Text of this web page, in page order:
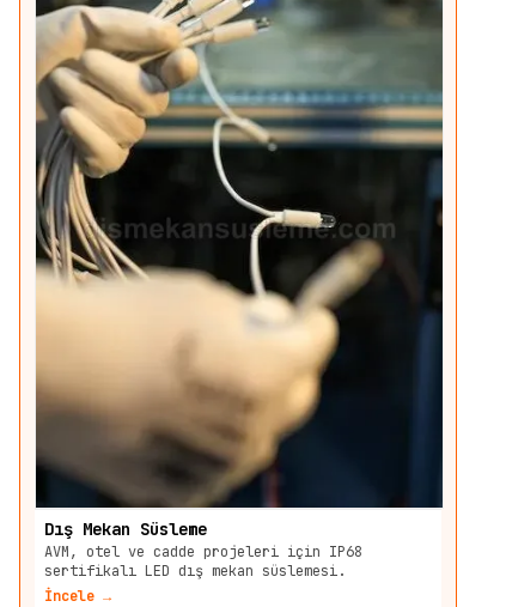
Dış Mekan Süsleme
AVM, otel ve cadde projeleri için IP68
sertifikalı LED dış mekan süslemesi.
İncele →